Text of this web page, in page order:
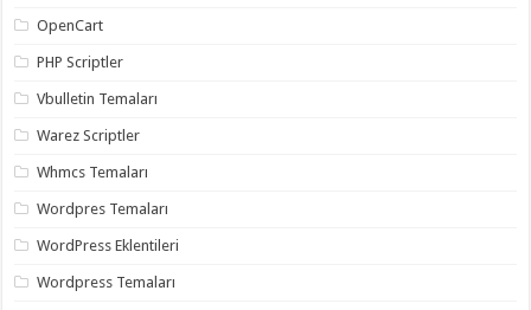
OpenCart
PHP Scriptler
Vbulletin Temaları
Warez Scriptler
Whmcs Temaları
Wordpres Temaları
WordPress Eklentileri
Wordpress Temaları